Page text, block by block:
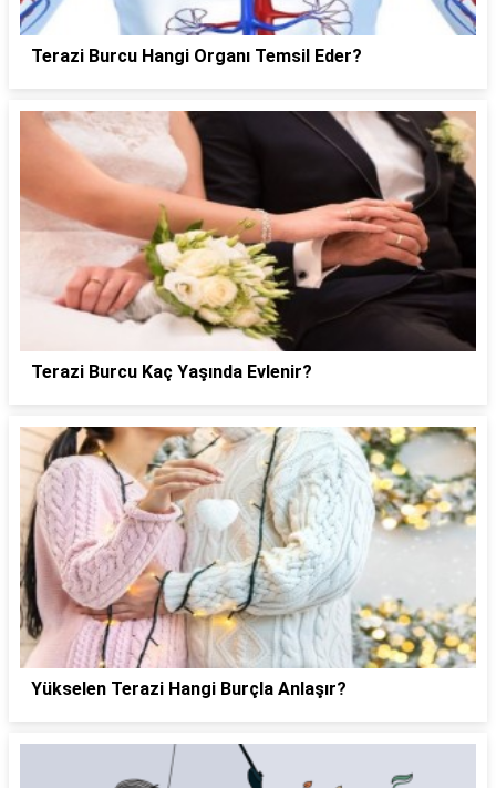
Terazi Burcu Hangi Organı Temsil Eder?
Terazi Burcu Kaç Yaşında Evlenir?
Yükselen Terazi Hangi Burçla Anlaşır?